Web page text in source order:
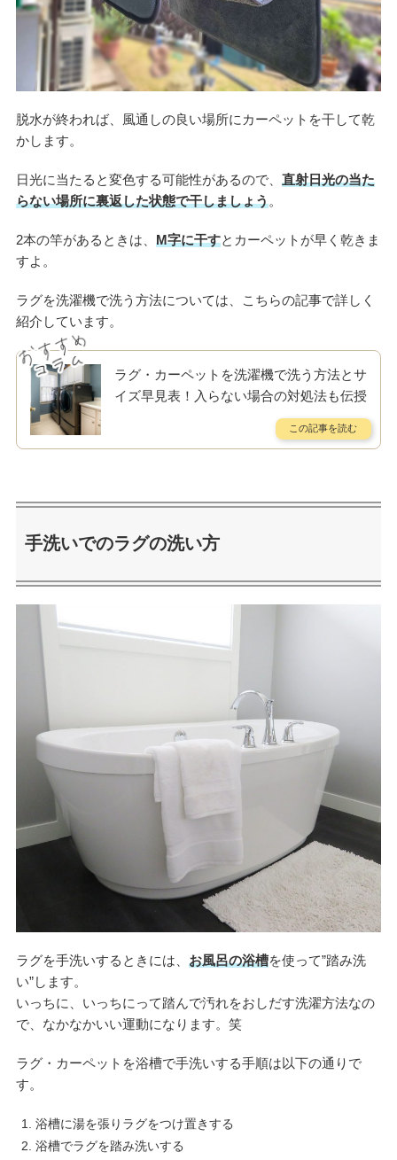
脱水が終われば、風通しの良い場所にカーペットを干して乾
かします。
日光に当たると変色する可能性があるので、 直射日光の当た
らない場所に裏返した状態で干しましょう。
2本の竿があるときは、 M字に干すとカーペットが早く乾きま
すよ。
ラグを洗濯機で洗う方法については、こちらの記事で詳しく
紹介しています。
ラグ・カーペットを洗濯機で洗う方法とサ
イズ早見表！入らない場合の対処法も伝授
手洗いでのラグの洗い方
ラグを手洗いするときには、 お風呂の浴槽を使って”踏み洗
い”します。
いっちに、いっちにって踏んで汚れをおしだす洗濯方法なの
で、なかなかいい運動になります。笑
ラグ・カーペットを浴槽で手洗いする手順は以下の通りで
す。
浴槽に湯を張りラグをつけ置きする
浴槽でラグを踏み洗いする